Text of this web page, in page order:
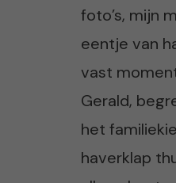
foto’s, mijn
eentje van
vast
Gerald,
het
haverklap